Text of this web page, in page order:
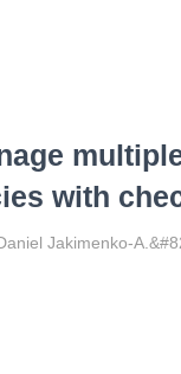
with
Jakimenko-